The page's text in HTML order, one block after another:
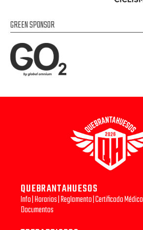
GREEN SPONSOR
QUEBRANTAHUESOS
Info|Horarios|Reglamento|Certificado Médico
Documentos